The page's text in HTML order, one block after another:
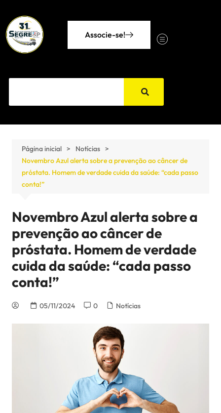
Associe-se!
Página inicial
Notícias
Novembro Azul alerta sobre a prevenção ao câncer de
próstata. Homem de verdade cuida da saúde: “cada passo
conta!”
Novembro Azul alerta sobre a
prevenção ao câncer de
próstata. Homem de verdade
cuida da saúde: “cada passo
conta!”
05/11/2024 0 Notícias